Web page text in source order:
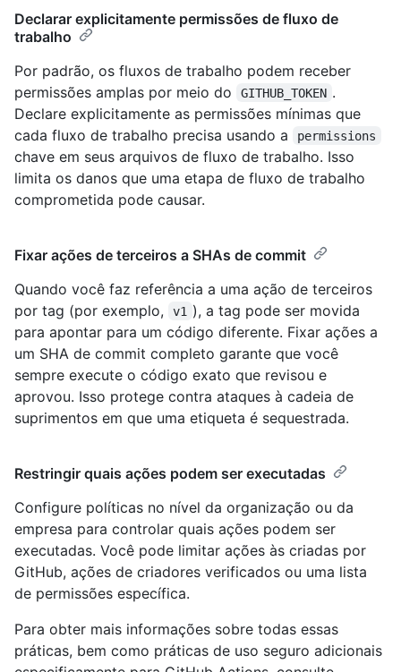
Declarar explicitamente permissões de fluxo de
trabalho
Por padrão, os fluxos de trabalho podem receber
permissões amplas por meio do
GITHUB_TOKEN .
Declare explicitamente as permissões mínimas que
cada fluxo de trabalho precisa usando a
permissions
chave em seus arquivos de fluxo de trabalho. Isso
limita os danos que uma etapa de fluxo de trabalho
comprometida pode causar.
Fixar ações de terceiros a SHAs de commit
Quando você faz referência a uma ação de terceiros
por tag (por exemplo,
v1 ), a tag pode ser movida
para apontar para um código diferente. Fixar ações a
um SHA de commit completo garante que você
sempre execute o código exato que revisou e
aprovou. Isso protege contra ataques à cadeia de
suprimentos em que uma etiqueta é sequestrada.
Restringir quais ações podem ser executadas
Configure políticas no nível da organização ou da
empresa para controlar quais ações podem ser
executadas. Você pode limitar ações às criadas por
GitHub, ações de criadores verificados ou uma lista
de permissões específica.
Para obter mais informações sobre todas essas
práticas, bem como práticas de uso seguro adicionais